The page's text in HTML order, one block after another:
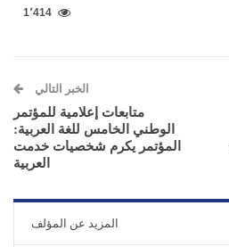
1٬414
الخبر التالي
متابعات إعلامية للمؤتمر
الوطني الخامس للغة العربية:
المؤتمر يكرم شخصيات خدمت
العربية
المزيد عن المؤلف